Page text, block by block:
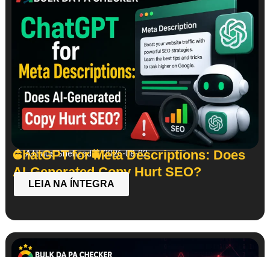
Attique Shehzad 2026-08-02
ChatGPT for Meta Descriptions: Does
AI-Generated Copy Hurt SEO?
LEIA NA ÍNTEGRA